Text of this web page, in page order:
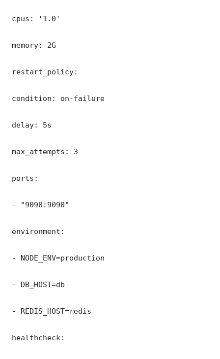
cpus: '1.0'
memory: 2G
restart_policy:
condition: on-failure
delay: 5s
max_attempts: 3
ports:
- "9090:9090"
environment:
- NODE_ENV=production
- DB_HOST=db
- REDIS_HOST=redis
healthcheck: